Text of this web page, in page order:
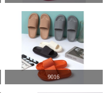
9016